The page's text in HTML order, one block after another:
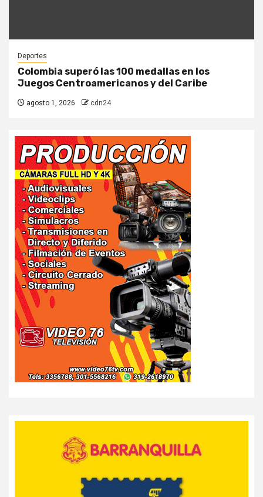
Deportes
Colombia superó las 100 medallas en los
Juegos Centroamericanos y del Caribe
agosto 1, 2026 cdn24